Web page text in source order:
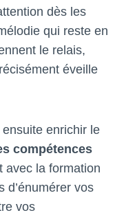
dès les
qui reste en
le relais,
éveille
enrichir le
compétences
avec la formation
d’énumérer vos
vos